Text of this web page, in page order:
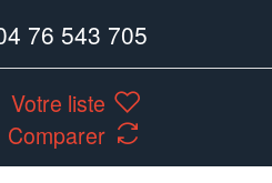
76 543 705
Votre liste
Comparer